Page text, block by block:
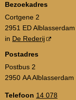
Bezoekadres
Cortgene 2
2951 ED Alblasserdam
in De Rederij
Postadres
Postbus 2
2950 AA Alblasserdam
Telefoon 14 078